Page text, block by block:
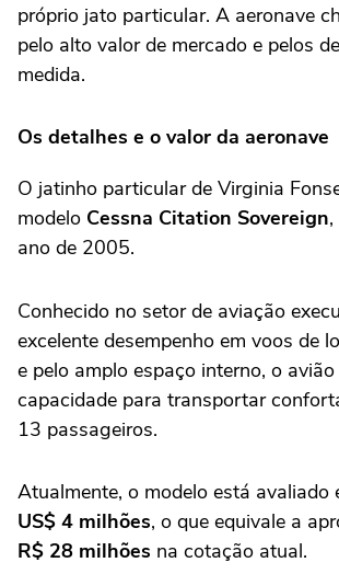
próprio jato particular. A aeronave
pelo alto valor de mercado e pelos
medida.
Os detalhes e o valor da aeronave
O jatinho particular de Virginia
modelo Cessna Citation Sovereign
ano de 2005.
Conhecido no setor de aviação
excelente desempenho em voos de
e pelo amplo espaço interno, o
capacidade para transportar
13 passageiros.
Atualmente, o modelo está avaliado
US$ 4 milhões, o que equivale a
R$ 28 milhões na cotação atual.